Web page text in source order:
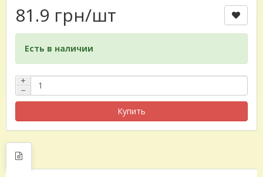
81.9 грн/шт
Есть в наличии
+
−
Купить